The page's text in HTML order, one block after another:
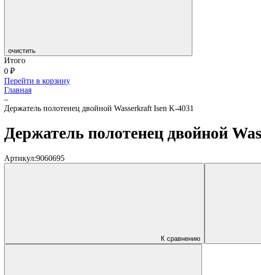
очистить
Итого
0 ₽
Перейти в корзину
Главная
–
Держатель полотенец двойной Wasserkraft Isen K-4031
Держатель полотенец двойной
Артикул:9060695
К сравнению